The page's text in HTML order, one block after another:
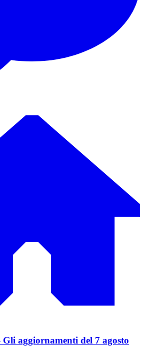
aggiornamenti del 7 agosto